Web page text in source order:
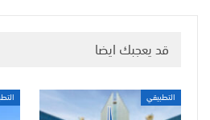
قد يعجبك ايضا
التطبيقي